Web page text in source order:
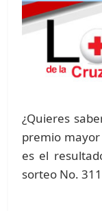
¿Quieres
premio mayor
es el
sorteo No.